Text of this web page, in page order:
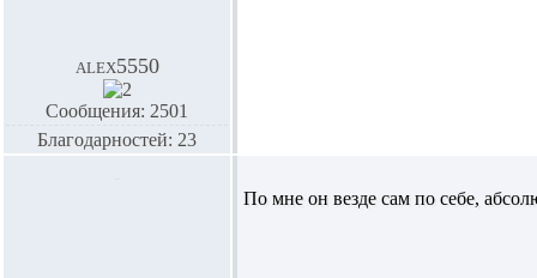
alex5550
Сообщения: 2501
Благодарностей: 23
По мне он везде сам по себе,